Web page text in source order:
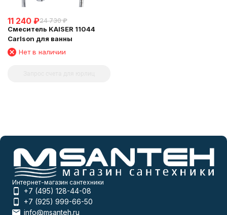
11 240 ₽24 730 ₽
Смеситель KAISER 11044
Carlson для ванны
Нет в наличии
Интернет-магазин сантехники
+7 (495) 128-44-08
+7 (925) 999-66-50
info@msanteh.ru